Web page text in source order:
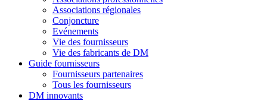
Associations régionales
Conjoncture
Evénements
Vie des fournisseurs
Vie des fabricants de DM
Guide fournisseurs
Fournisseurs partenaires
Tous les fournisseurs
DM innovants